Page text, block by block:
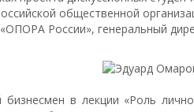
общественной
России», генеральный
бизнесмен в лекции «Роль